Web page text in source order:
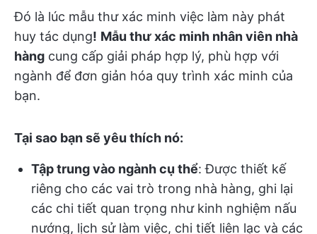
Đó là lúc mẫu thư xác minh việc làm này phát
huy tác dụng! Mẫu thư xác minh nhân viên nhà
hàng cung cấp giải pháp hợp lý, phù hợp với
ngành để đơn giản hóa quy trình xác minh của
bạn.
Tại sao bạn sẽ yêu thích nó:
Tập trung vào ngành cụ thể: Được thiết kế
riêng cho các vai trò trong nhà hàng, ghi lại
các chi tiết quan trọng như kinh nghiệm nấu
nướng, lịch sử làm việc, chi tiết liên lạc và các